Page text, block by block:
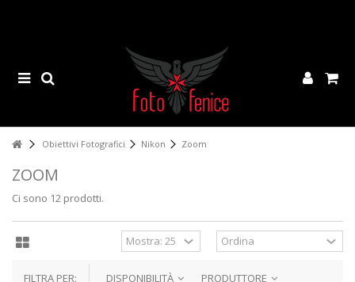
Obiettivi Fotografici Nikon Zoom
ZOOM
Ci sono 12 prodotti.
FILTRA PER: DISPONIBILITÀ
PRODUTTORE